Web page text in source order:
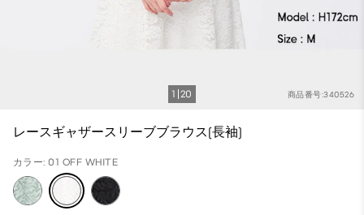
商品番号:340526
1 20
レースギャザースリーブブラウス(長袖)
カラー: 01 OFF WHITE